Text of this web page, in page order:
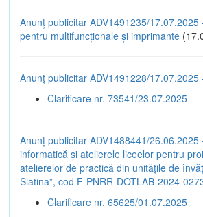
Anunț publicitar ADV1491235/
pentru multifuncționale și imprimante
Anunț publicitar ADV1491228/
Clarificare nr. 73541/23.07.2025
Anunț publicitar ADV1488441/
informatică și atelierele liceelor pentru
atelierelor de practică din unitățile de
Slatina”, cod F-PNRR-DOTLAB-2024-
Clarificare nr. 65625/01.07.2025